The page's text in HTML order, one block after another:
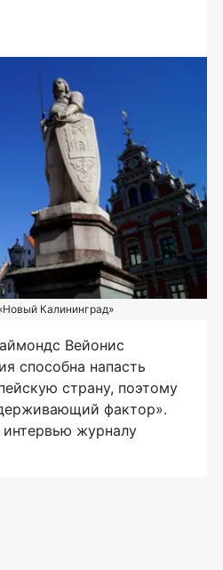
Калининград»
Вейонис
способна напасть
страну, поэтому
фактор».
интервью журналу